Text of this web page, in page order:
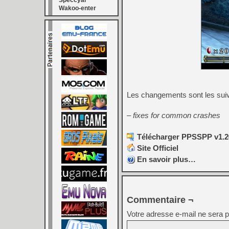
Wakoo-enter
Les changements sont les
– fixes for common crashes
Télécharger PPSSPP
Site Officiel
En savoir plus…
Commentaire ¬
Votre adresse e-mail ne sera